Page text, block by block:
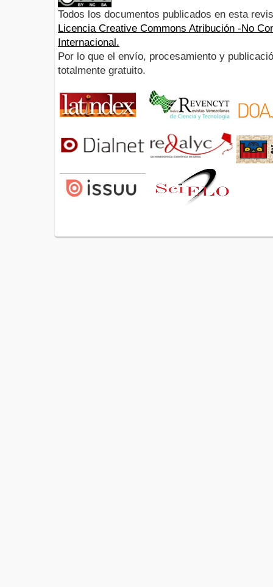
Todos los documentos publicados en esta
Licencia Creative Commons Atribución -No
Internacional.
Por lo que el envío, procesamiento y
totalmente gratuito.